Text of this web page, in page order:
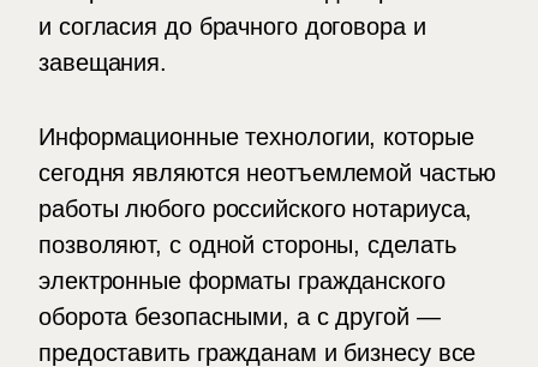
и согласия до брачного договора и
завещания.
Информационные технологии, которые
сегодня являются неотъемлемой частью
работы любого российского нотариуса,
позволяют, с одной стороны, сделать
электронные форматы гражданского
оборота безопасными, а с другой —
предоставить гражданам и бизнесу все